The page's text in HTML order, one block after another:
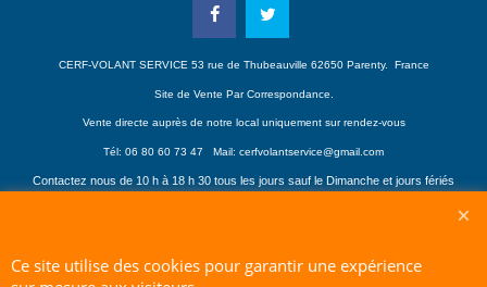
CERF-VOLANT SERVICE 53 rue de Thubeauville 62650 Parenty. France
Site de Vente Par Correspondance.
Vente directe auprès de notre local uniquement sur rendez-vous
Tél: 06 80 60 73 47 Mail: cerfvolantservice@gmail.com
Contactez nous de 10 h à 18 h 30 tous les jours sauf le Dimanche et jours fériés
TVA: FR 144 01 633 383 Code APE: 4765Z
Boutique en ligne créés avec le logiciel eCommerce ShopFactory
Ce site utilise des cookies pour garantir une expérience